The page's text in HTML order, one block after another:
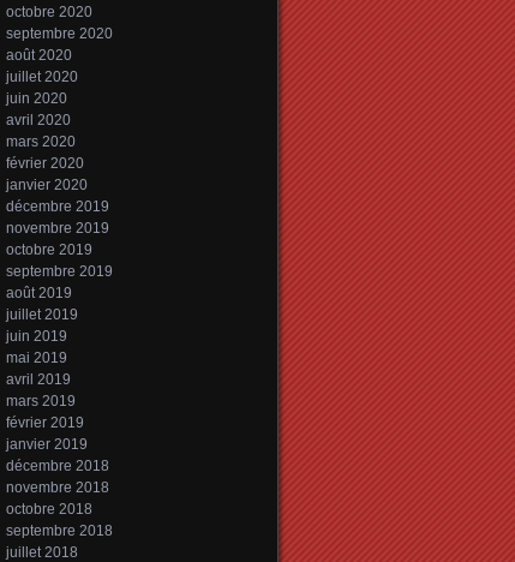
octobre 2020
septembre 2020
août 2020
juillet 2020
juin 2020
avril 2020
mars 2020
février 2020
janvier 2020
décembre 2019
novembre 2019
octobre 2019
septembre 2019
août 2019
juillet 2019
juin 2019
mai 2019
avril 2019
mars 2019
février 2019
janvier 2019
décembre 2018
novembre 2018
octobre 2018
septembre 2018
juillet 2018